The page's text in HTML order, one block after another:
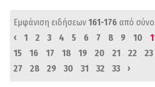
Εμφάνιση ειδήσεων161-176 από
‹
1 2 3 4 5 6 7 8 9 10
15
16 17 18 19 20 21 22 23
27
28 29 30 31 32 33 ›